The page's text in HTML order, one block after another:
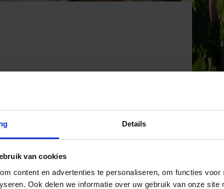
Details
van cookies
content en advertenties te personaliseren, om functies voor
Ook delen we informatie over uw gebruik van onze site